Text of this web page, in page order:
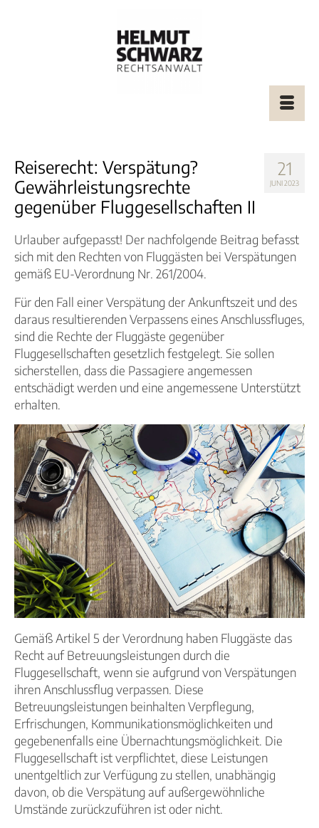
21
JUNI 2023
Reiserecht: Verspätung?
Gewährleistungsrechte
gegenüber Fluggesellschaften II
Urlauber aufgepasst! Der nachfolgende Beitrag befasst
sich mit den Rechten von Fluggästen bei Verspätungen
gemäß EU-Verordnung Nr. 261/2004.
Für den Fall einer Verspätung der Ankunftszeit und des
daraus resultierenden Verpassens eines Anschlussfluges,
sind die Rechte der Fluggäste gegenüber
Fluggesellschaften gesetzlich festgelegt. Sie sollen
sicherstellen, dass die Passagiere angemessen
entschädigt werden und eine angemessene Unterstützt
erhalten.
Gemäß Artikel 5 der Verordnung haben Fluggäste das
Recht auf Betreuungsleistungen durch die
Fluggesellschaft, wenn sie aufgrund von Verspätungen
ihren Anschlussflug verpassen. Diese
Betreuungsleistungen beinhalten Verpflegung,
Erfrischungen, Kommunikationsmöglichkeiten und
gegebenenfalls eine Übernachtungsmöglichkeit. Die
Fluggesellschaft ist verpflichtet, diese Leistungen
unentgeltlich zur Verfügung zu stellen, unabhängig
davon, ob die Verspätung auf außergewöhnliche
Umstände zurückzuführen ist oder nicht.